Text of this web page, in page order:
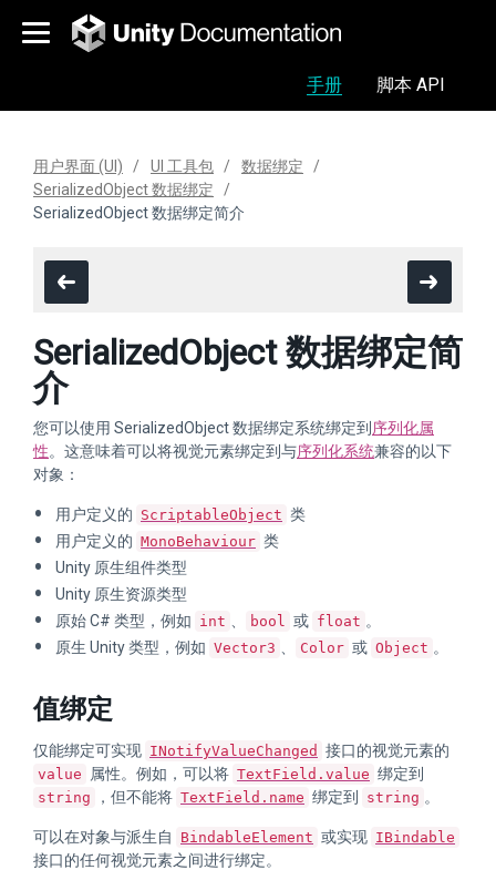
手册 脚本 API
用户界面 (UI) UI 工具包
数据绑定
SerializedObject 数据绑定
SerializedObject 数据绑定简介
SerializedObject 数据绑定简
介
您可以使用 SerializedObject 数据绑定系统绑定到 序列化属
性。这意味着可以将视觉元素绑定到与序列化系统兼容的以下
对象：
用户定义的 ScriptableObject 类
用户定义的 MonoBehaviour 类
Unity 原生组件类型
Unity 原生资源类型
原始 C# 类型，例如 int bool 或 float 。
原生 Unity 类型，例如 Vector3 Color 或 Object 。
值绑定
仅能绑定可实现 INotifyValueChanged 接口的视觉元素的
value 属性。例如，可以将 TextField.value 绑定到
string ，但不能将 TextField.name 绑定到 string 。
可以在对象与派生自 BindableElement 或实现 IBindable
接口的任何视觉元素之间进行绑定。